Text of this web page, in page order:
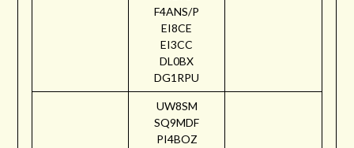
F4ANS/P
EI8CE
EI3CC
DL0BX
DG1RPU
UW8SM
SQ9MDF
PI4BOZ